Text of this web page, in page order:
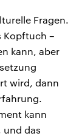
Fragen.
Kopftuch –
kann, aber
wird, dann
kann
und das